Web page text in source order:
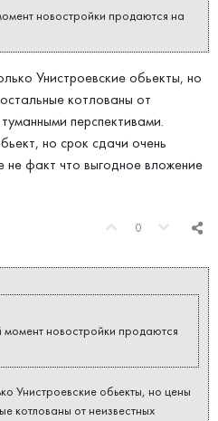
новостройки продаются на
Унистроевские обьекты, но
котлованы от
перспективами.
но срок сдачи очень
факт что выгодное вложение
0
новостройки продаются
Унистроевские обьекты, но цены
котлованы от неизвестных